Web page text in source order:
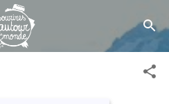
contenu principal